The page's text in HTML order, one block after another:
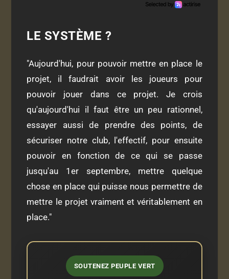
LE SYSTÈME ?
"Aujourd'hui, pour pouvoir mettre en place le
projet, il faudrait avoir les joueurs pour
pouvoir jouer dans ce projet. Je crois
qu'aujourd'hui il faut être un peu rationnel,
essayer aussi de prendre des points, de
sécuriser notre club, l'effectif, pour ensuite
pouvoir en fonction de ce qui se passe
jusqu'au 1er septembre, mettre quelque
chose en place qui puisse nous permettre de
mettre le projet vraiment et véritablement en
place."
SOUTENEZ PEUPLE VERT